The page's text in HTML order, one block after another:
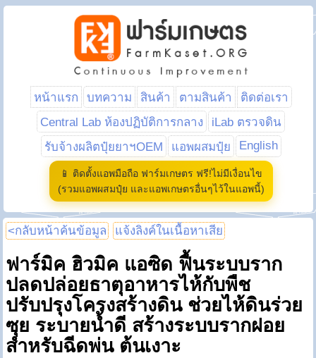
หน้าแรก บทความ สินค้า ตามสินค้า
ติดต่อเรา
Central Lab ห้องปฏิบัติการกลาง
iLab ตรวจดิน
รับจ้างผลิตปุ๋ยยาฯOEM
แอพผสมปุ๋ย English
📱 ติดตั้งแอพมือถือ ฟาร์มเกษตร ฟรี!ไม่มีเงื่อนไข
(รวมแอพผสมปุ๋ย และแอพเกษตรอื่นๆไว้ในแอพนี้)
<กลับหน้าค้นข้อมูล แจ้งลิงค์ในเนื้อหาเสีย
ฟาร์มิค ฮิวมิค แอซิด ฟื้นระบบราก
ปลดปล่อยธาตุอาหารไห้กับพืช
ปรับปรุงโครงสร้างดิน ช่วยไห้ดินร่วย
ซุย ระบายน้ำดี สร้างระบบรากฝอย
สำหรับฉีดพ่น ต้นเงาะ